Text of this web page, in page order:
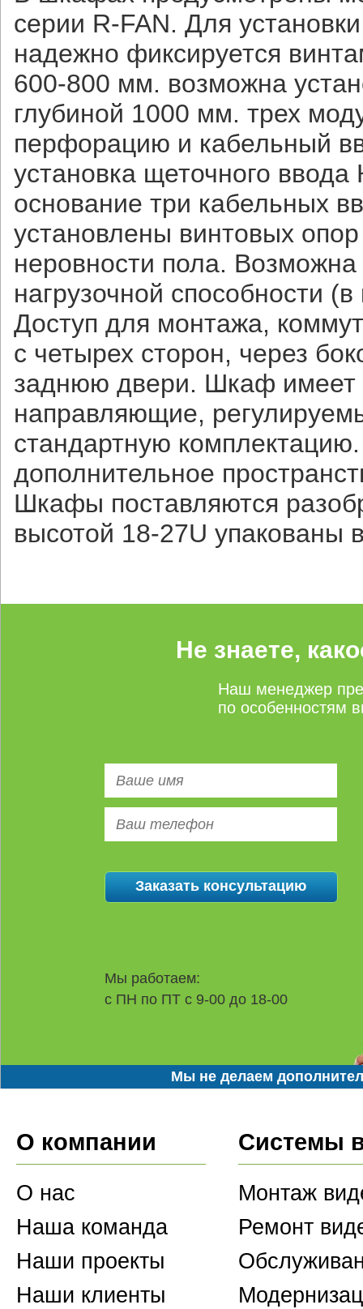
серии R-FAN. Для
надежно фиксируется
600-800 мм. возможна
глубиной 1000 мм. трех
перфорацию и кабельный
установка щеточного
основание три кабельных
установлены винтовых
неровности пола.
нагрузочной способности
Доступ для монтажа,
с четырех сторон, через
заднюю двери. Шкаф имеет
направляющие,
стандартную
дополнительное
Шкафы поставляются
высотой 18-27U упакованы
Не знаете,
Наш менеджер
по особенностям
Мы работаем:
с ПН по ПТ с 9-00 до 18-00
Мы не делаем
О компании
О нас
Наша команда
Наши проекты
Наши клиенты
Системы
Монтаж
Ремонт